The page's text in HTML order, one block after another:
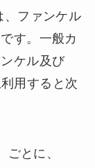
、ファンケル
す。一般カ
ケル及び
用すると次
とに、